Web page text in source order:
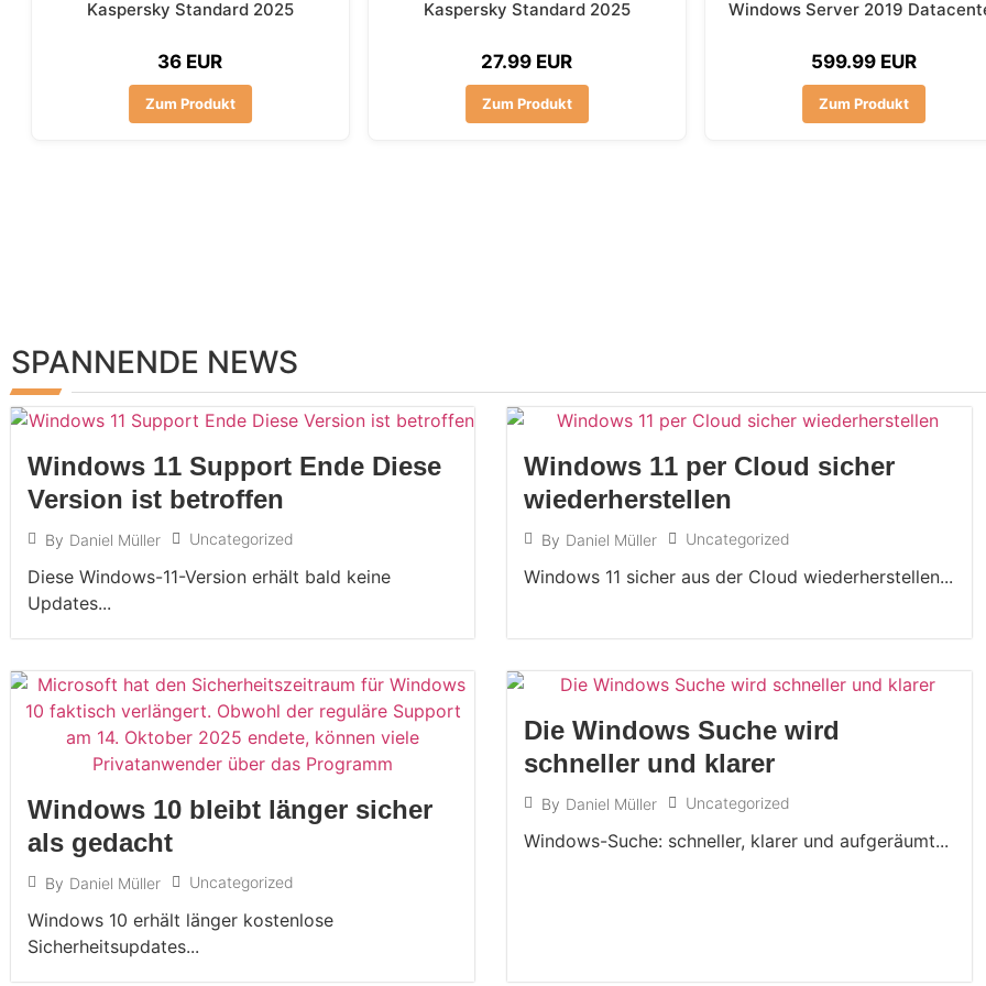
Kaspersky Standard 2025
36 EUR
Zum Produkt
Kaspersky Standard 2025
27.99 EUR
Zum Produkt
Windows Server 2019
599.99 EUR
Zum Produkt
SPANNENDE NEWS
Windows 11 Support Ende Diese
Version ist betroffen
By Daniel Müller Uncategorized
Diese Windows-11-Version erhält bald keine
Updates...
Windows 11 per Cloud sicher
wiederherstellen
By Daniel Müller Uncategorized
Windows 11 sicher aus der Cloud wiederherstellen...
Windows 10 bleibt länger sicher
als gedacht
By Daniel Müller Uncategorized
Windows 10 erhält länger kostenlose
Sicherheitsupdates...
Die Windows Suche wird
schneller und klarer
By Daniel Müller Uncategorized
Windows-Suche: schneller, klarer und aufgeräumt...